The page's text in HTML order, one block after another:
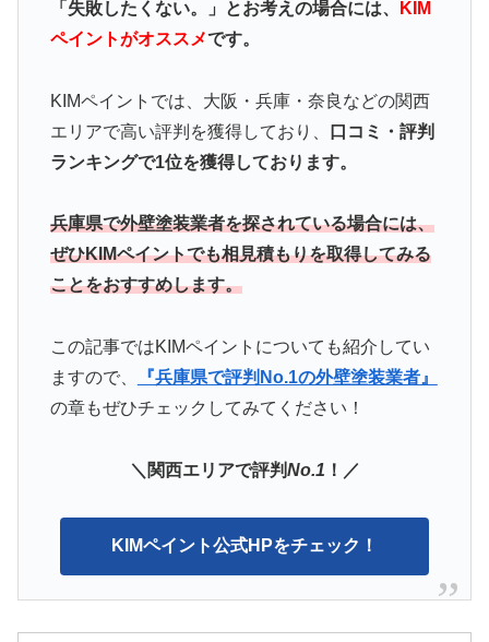
「失敗したくない。」とお考えの場合には、
KIM
ペイントがオススメです。
KIMペイントでは、大阪・兵庫・奈良などの関西
エリアで高い評判を獲得しており、
口コミ・評判
ランキングで1位を獲得しております。
兵庫県で外壁塗装業者を探されている場合には、
ぜひKIMペイントでも相見積もりを取得してみる
ことをおすすめします。
この記事ではKIMペイント についても紹介してい
ますので、
『兵庫県で評判No.1の外壁塗装業者』
の章もぜひチェックしてみてください！
＼関西エリアで評判No.1 ！／
KIMペイント公式HPをチェック！